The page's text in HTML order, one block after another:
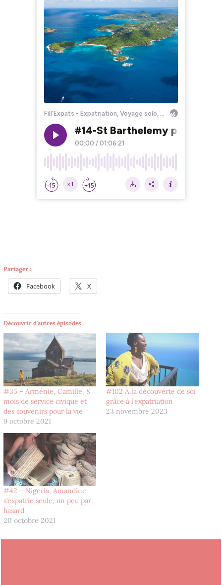
Partager :
Facebook X
Découvrir d'autres épisodes
#35 – Arménie, Camille, 8
mois de service civique et
des souvenirs pour la vie
9 octobre 2021
#102 À la découverte de soi
grâce à l’expatriation
23 novembre 2023
#42 – Nigeria, Amandine
s’expatrie seule, un peu par
hasard
20 octobre 2021